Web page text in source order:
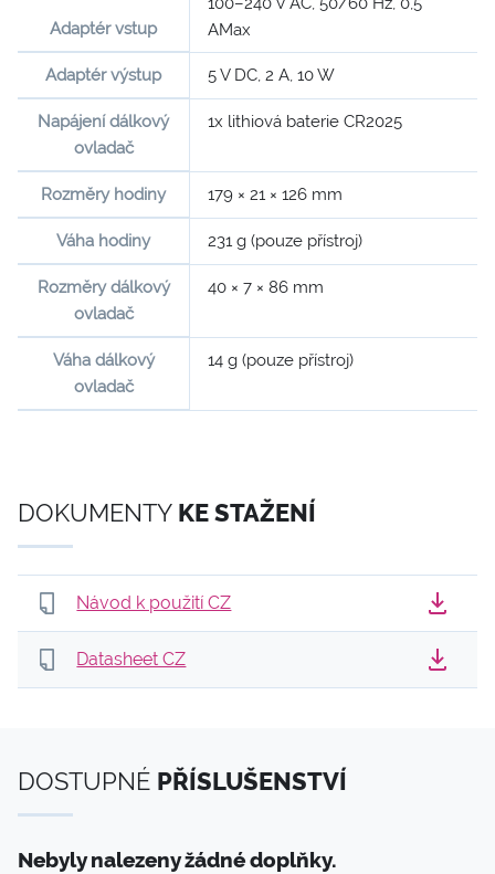
Adaptér vstup
AMax
Adaptér výstup 5 V DC, 2 A, 10 W
Napájení dálkový
ovladač
1x lithiová baterie CR2025
Rozměry hodiny 179 × 21 × 126 mm
Váha hodiny 231 g (pouze přístroj)
Rozměry dálkový
ovladač
40 × 7 × 86 mm
Váha dálkový
ovladač
14 g (pouze přístroj)
DOKUMENTY KE STAŽENÍ
Návod k použití CZ
Datasheet CZ
DOSTUPNÉ PŘÍSLUŠENSTVÍ
Nebyly nalezeny žádné doplňky.